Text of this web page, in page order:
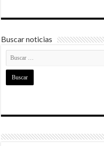
Buscar noticias